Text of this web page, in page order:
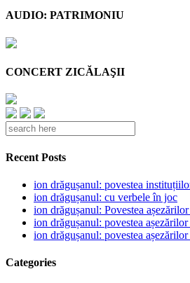
AUDIO: PATRIMONIU
CONCERT ZICĂLAŞII
Recent Posts
ion drăgușanul: povestea
ion drăgușanul: cu verbele în joc
ion drăgușanul: Povestea
ion drăgușanul: povestea
ion drăgușanul: povestea
Categories